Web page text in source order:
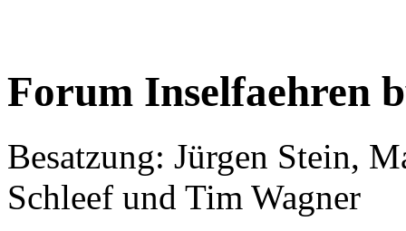
Forum Inselfaehren
Besatzung: Jürgen Stein,
Schleef und Tim Wagner